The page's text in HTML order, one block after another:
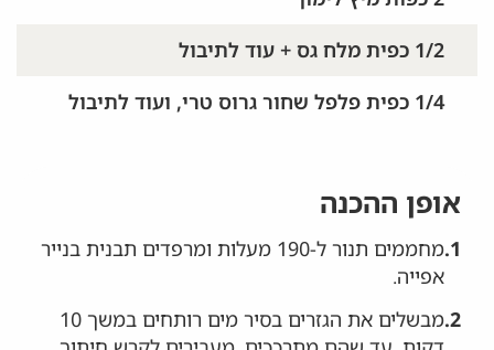
1/2 כפית מלח גס + עוד לתיבול
1/4 כפית פלפל שחור גרוס טרי, ועוד לתיבול
אופן ההכנה
1.
מחממים תנור ל-190 מעלות ומרפדים תבנית בנייר
אפייה.
2.
מבשלים את הגזרים בסיר מים רותחים במשך 10